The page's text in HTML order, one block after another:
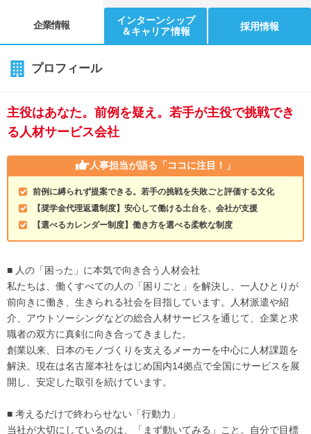
企業情報
インターンシップ
＆キャリア情報
採用情報
プロフィール
主役はあなた。前例を疑え。若手が主役で挑戦でき
る人材サービス会社
人事担当が語る 「ココに注目！」
前例に縛られず提案できる。若手の挑戦を失敗ごと評価する文化
【奨学金代理返還制度】安心して働ける土台を、会社が支援
【選べるカレンダー制度】働き方を選べる柔軟な制度
■ 人の「困った」に本気で向き合う人材会社
私たちは、働くすべての人の「困りごと」を解決し、一人ひとりが
前向きに働き、生きられる社会を目指しています。人材派遣や紹
介、アウトソーシングなどの総合人材サービスを通じて、企業と求
職者の双方に真剣に向き合ってきました。
創業以来、日本のモノづくりを支えるメーカーを中心に人材課題を
解決。現在は名古屋本社をはじめ国内14拠点で全国にサービスを展
開し、安定した取引を続けています。
■ 考えるだけで終わらせない「行動力」
当社が大切にしているのは、「まず動いてみる」こと。自分で目標